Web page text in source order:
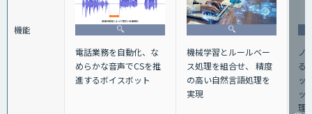
機能
電話業務を自動化、な
めらかな音声でCSを推
進するボイスボット
機械学習とルールベー
ス処理を組合せ、 精度
の高い自然言語処理を
実現
ノ
る
ッ
ッ
理